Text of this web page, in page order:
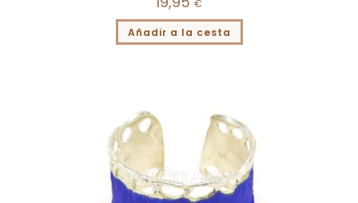
€
Añadir a la cesta